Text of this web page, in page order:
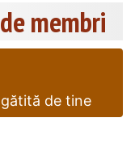
membri
de tine